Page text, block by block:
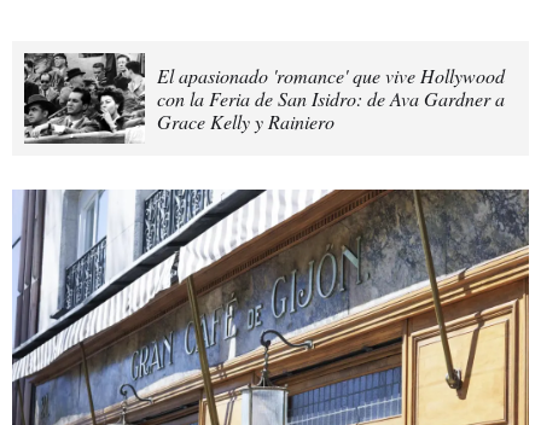
El apasionado 'romance' que vive Hollywood
con la Feria de San Isidro: de Ava Gardner a
Grace Kelly y Rainiero